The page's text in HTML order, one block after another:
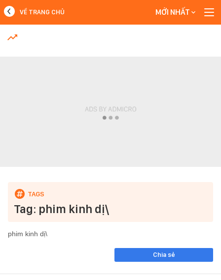
MỚI NHẤT
VỀ TRANG CHỦ MỚI NHẤT
Tag: phim kinh dị\
phim kinh dị\
Chia sẻ